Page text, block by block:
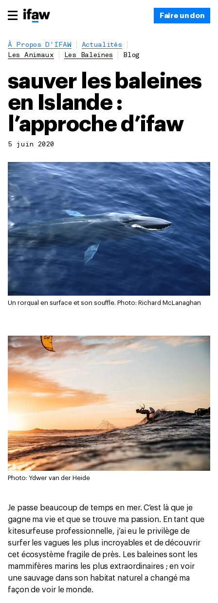
Faire un don
À Propos D'IFAW
Actualités
Les Animaux
Les Baleines Blog
sauver les baleines
en Islande :
l’approche d’ifaw
5 juin 2020
Un rorqual en surface et son souffle. Photo: Richard McLanaghan
Photo: Ydwer van der Heide
Je passe beaucoup de temps en mer. C’est là que je
gagne ma vie et que se trouve ma passion. En tant que
kitesurfeuse professionnelle, j’ai eu le privilège de
surfer les vagues les plus incroyables et de découvrir
cet écosystème fragile de près. Les baleines sont les
mammifères marins les plus extraordinaires ; en voir
une sauvage dans son habitat naturel a changé ma
façon de voir le monde.